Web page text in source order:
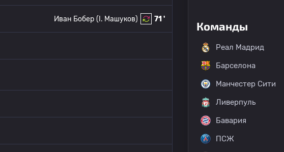
71 '
(I. Машуков)
Иван Бобер
Команды
Реал Мадрид
Барселона
Манчестер Сити
Ливерпуль
Бавария
ПСЖ